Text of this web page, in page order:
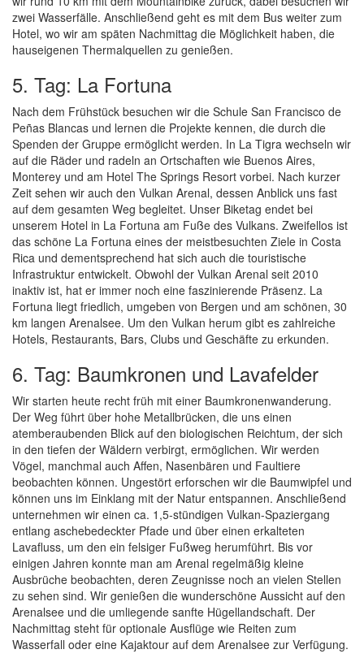
zwei Wasserfälle. Anschließend geht es mit dem Bus weiter zum
Hotel, wo wir am späten Nachmittag die Möglichkeit haben, die
hauseigenen Thermalquellen zu genießen.
5. Tag: La Fortuna
Nach dem Frühstück besuchen wir die Schule San Francisco de
Peñas Blancas und lernen die Projekte kennen, die durch die
Spenden der Gruppe ermöglicht werden. In La Tigra wechseln wir
auf die Räder und radeln an Ortschaften wie Buenos Aires,
Monterey und am Hotel The Springs Resort vorbei. Nach kurzer
Zeit sehen wir auch den Vulkan Arenal, dessen Anblick uns fast
auf dem gesamten Weg begleitet. Unser Biketag endet bei
unserem Hotel in La Fortuna am Fuße des Vulkans. Zweifellos ist
das schöne La Fortuna eines der meistbesuchten Ziele in Costa
Rica und dementsprechend hat sich auch die touristische
Infrastruktur entwickelt. Obwohl der Vulkan Arenal seit 2010
inaktiv ist, hat er immer noch eine faszinierende Präsenz. La
Fortuna liegt friedlich, umgeben von Bergen und am schönen, 30
km langen Arenalsee. Um den Vulkan herum gibt es zahlreiche
Hotels, Restaurants, Bars, Clubs und Geschäfte zu erkunden.
6. Tag: Baumkronen und Lavafelder
Wir starten heute recht früh mit einer Baumkronenwanderung.
Der Weg führt über hohe Metallbrücken, die uns einen
atemberaubenden Blick auf den biologischen Reichtum, der sich
in den tiefen der Wäldern verbirgt, ermöglichen. Wir werden
Vögel, manchmal auch Affen, Nasenbären und Faultiere
beobachten können. Ungestört erforschen wir die Baumwipfel und
können uns im Einklang mit der Natur entspannen. Anschließend
unternehmen wir einen ca. 1,5-stündigen Vulkan-Spaziergang
entlang aschebedeckter Pfade und über einen erkalteten
Lavafluss, um den ein felsiger Fußweg herumführt. Bis vor
einigen Jahren konnte man am Arenal regelmäßig kleine
Ausbrüche beobachten, deren Zeugnisse noch an vielen Stellen
zu sehen sind. Wir genießen die wunderschöne Aussicht auf den
Arenalsee und die umliegende sanfte Hügellandschaft. Der
Nachmittag steht für optionale Ausflüge wie Reiten zum
Wasserfall oder eine Kajaktour auf dem Arenalsee zur Verfügung.